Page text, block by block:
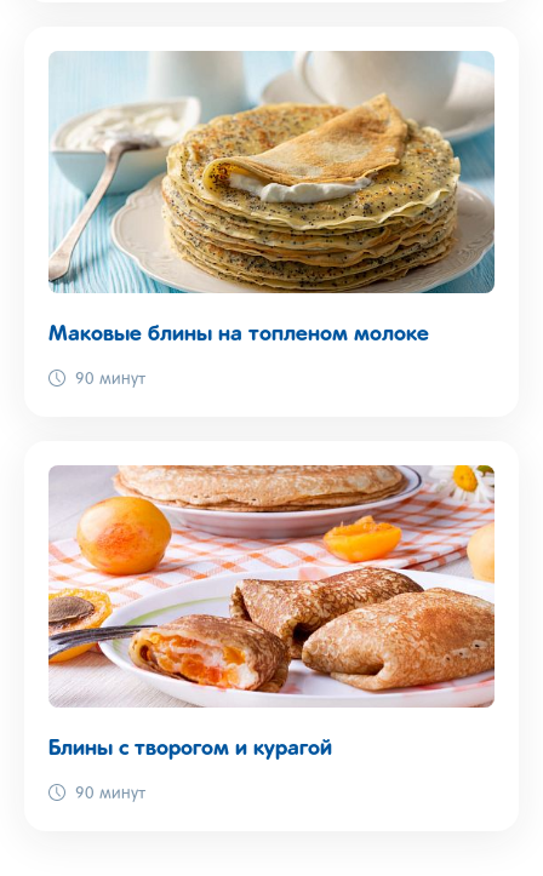
Маковые блины на топленом молоке
90 минут
Блины с творогом и курагой
90 минут